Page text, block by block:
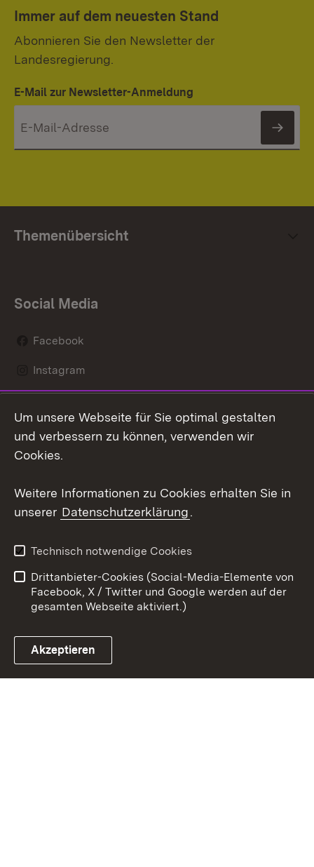
Immer auf dem neuesten Stand
Abonnieren Sie den Newsletter der
Landesregierung.
E-Mail zur Newsletter-Anmeldung
Themenübersicht
Social Media
Facebook
Instagram
Social Wall
Youtube
Link zum Landesportal
Kontakt
Datenschutz
Barrierefreiheit
Impressum Cookies
Um unsere Webseite für Sie optimal gestalten
und verbessern zu können, verwenden wir
Cookies.
Weitere Informationen zu Cookies erhalten Sie in
unserer Datenschutzerklärung.
Technisch notwendige Cookies
Drittanbieter-Cookies (Social-Media-Elemente von
Facebook, X / Twitter und Google werden auf der
gesamten Webseite aktiviert.)
Akzeptieren